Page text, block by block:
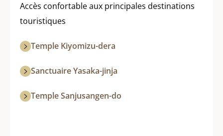
Accès confortable aux principales destinations
touristiques
Temple Kiyomizu-dera
Sanctuaire Yasaka-jinja
Temple Sanjusangen-do